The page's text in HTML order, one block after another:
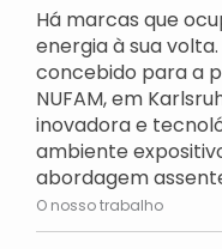
Há marcas que
energia à sua
concebido para a
NUFAM, em
inovadora e
ambiente
abordagem
O nosso trabalho